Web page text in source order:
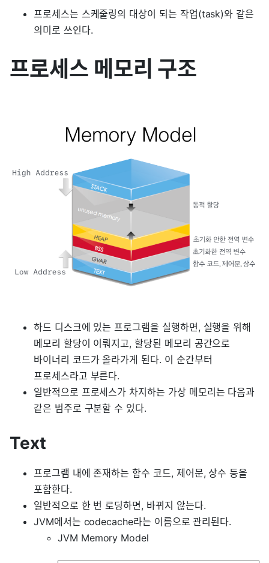
프로세스는 스케줄링의 대상이 되는 작업(task)와 같은
의미로 쓰인다.
프로세스 메모리 구조
하드 디스크에 있는 프로그램을 실행하면, 실행을 위해
메모리 할당이 이뤄지고, 할당된 메모리 공간으로
바이너리 코드가 올라가게 된다. 이 순간부터
프로세스라고 부른다.
일반적으로 프로세스가 차지하는 가상 메모리는 다음과
같은 범주로 구분할 수 있다.
Text
프로그램 내에 존재하는 함수 코드, 제어문, 상수 등을
포함한다.
일반적으로 한 번 로딩하면, 바뀌지 않는다.
JVM에서는 codecache라는 이름으로 관리된다.
JVM Memory Model